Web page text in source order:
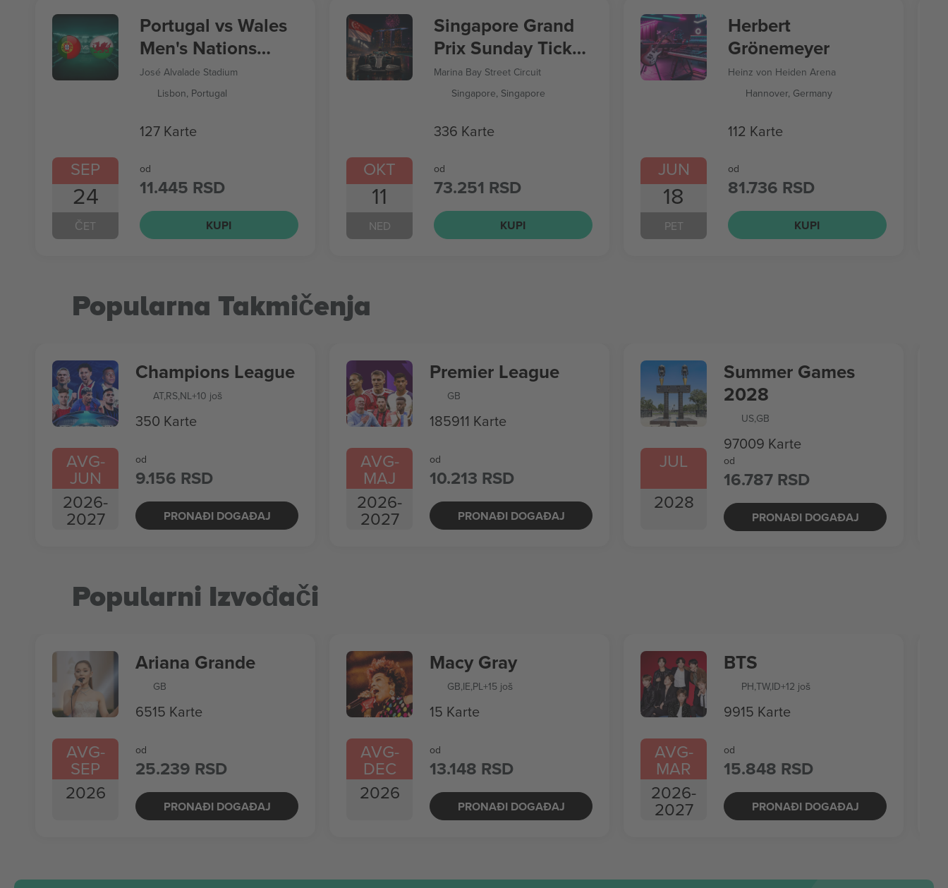
SEP
24
ČET
Portugal vs Wales
Men's Nations
League
José Alvalade Stadium
Lisbon, Portugal
127 Karte
od
11.445 RSD
KUPI
OKT
11
NED
Singapore Grand
Prix Sunday Ticket
Formula 1
Marina Bay Street Circuit
Singapore, Singapore
336 Karte
od
73.251 RSD
KUPI
JUN
18
PET
Herbert
Grönemeyer
Heinz von Heiden Arena
Hannover, Germany
112 Karte
od
81.736 RSD
KUPI
Popularna Takmičenja
AVG-
JUN
2026-
2027
Champions League
AT,RS,NL+10 još
350 Karte
od
9.156 RSD
PRONAĐI DOGAĐAJ
AVG-
MAJ
2026-
2027
Premier League
GB
185911 Karte
od
10.213 RSD
PRONAĐI DOGAĐAJ
JUL
2028
Summer Games
2028
US,GB
97009 Karte
od
16.787 RSD
PRONAĐI DOGAĐAJ
Popularni Izvođači
AVG-
SEP
2026
Ariana Grande
GB
6515 Karte
od
25.239 RSD
PRONAĐI DOGAĐAJ
AVG-
DEC
2026
Macy Gray
GB,IE,PL+15 još
15 Karte
od
13.148 RSD
PRONAĐI DOGAĐAJ
AVG-
MAR
2026-
2027
BTS
PH,TW,ID+12 još
9915 Karte
od
15.848 RSD
PRONAĐI DOGAĐAJ